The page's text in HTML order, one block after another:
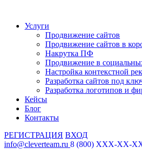
Услуги
Продвижение сайтов
Продвижение сайтов в
Накрутка ПФ
Продвижение в
Настройка контекстной
Разработка сайтов под
Разработка логотипов и
Кейсы
Блог
Контакты
РЕГИСТРАЦИЯ ВХОД
info@cleverteam.ru 8 (800) XXX-XX-